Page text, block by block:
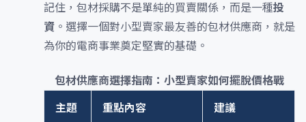
記住，包材採購不是單純的買賣關係，而是一種投
資 。選擇一個對小型賣家最友善的包材供應商，就是
為你的電商事業奠定堅實的基礎。
包材供應商選擇指南：小型賣家如何擺脫價格戰
主題
重點內容 建議